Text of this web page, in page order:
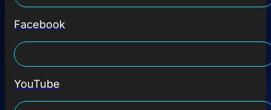
Facebook
YouTube